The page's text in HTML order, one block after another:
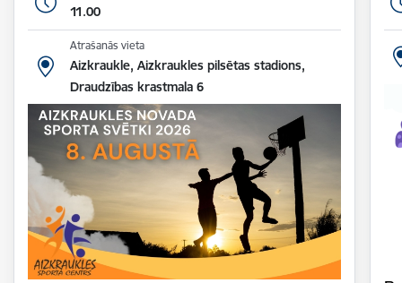
11.00
Atrašanās vieta
Aizkraukle, Aizkraukles pilsētas stadions,
Draudzības krastmala 6